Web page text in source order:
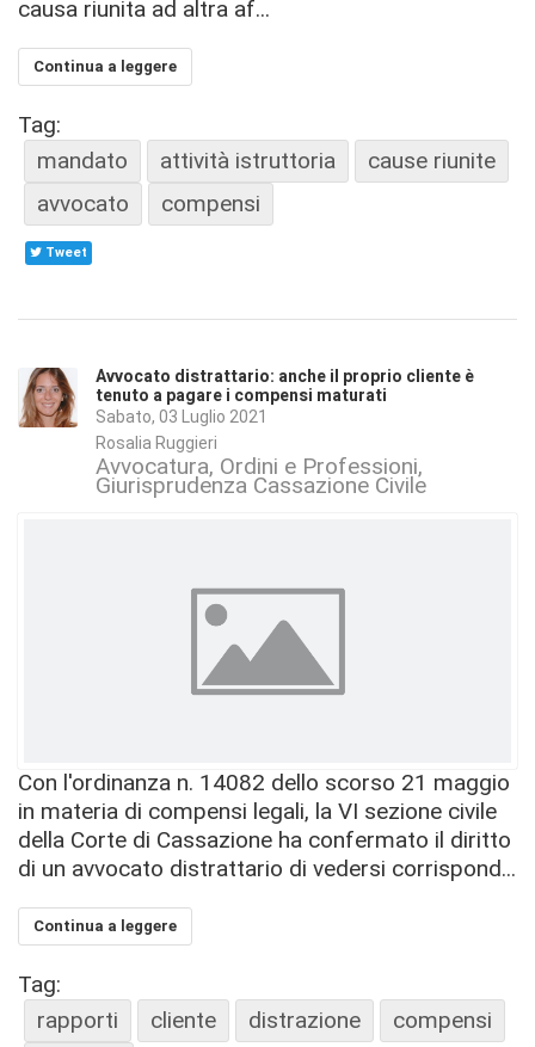
causa riunita ad altra af...
Continua a leggere
Tag:
mandato
attività istruttoria
cause riunite
avvocato
compensi
Tweet
Avvocato distrattario: anche il proprio cliente è
tenuto a pagare i compensi maturati
Sabato, 03 Luglio 2021
Rosalia Ruggieri
Avvocatura, Ordini e Professioni
Giurisprudenza Cassazione Civile
Con l'ordinanza n. 14082 dello scorso 21 maggio
in materia di compensi legali, la VI sezione civile
della Corte di Cassazione ha confermato il diritto
di un avvocato distrattario di vedersi corrispond...
Continua a leggere
Tag:
rapporti
cliente distrazione
compensi